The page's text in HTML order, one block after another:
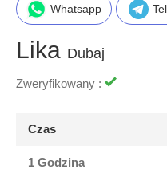
Whatsapp
Lika Dubaj
Zweryfikowany :
Czas
1 Godzina